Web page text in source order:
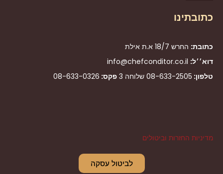
כתובתינו
כתובת: החרש 18/7 א.ת אילת
דוא׳׳ל: info@chefconditor.co.il
טלפון: 08-633-2505 שלוחה 3 פקס: 08-633-0326
מדיניות החזרות וביטולים
לביטול עסקה